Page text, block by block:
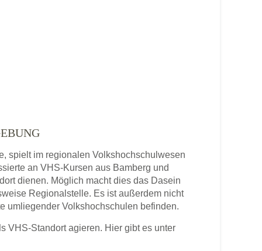
spielt im regionalen Volkshochschulwesen
an VHS-Kursen aus Bamberg und
dienen. Möglich macht dies das Dasein
Regionalstelle. Es ist außerdem nicht
umliegender Volkshochschulen befinden.
VHS-Standort agieren. Hier gibt es unter